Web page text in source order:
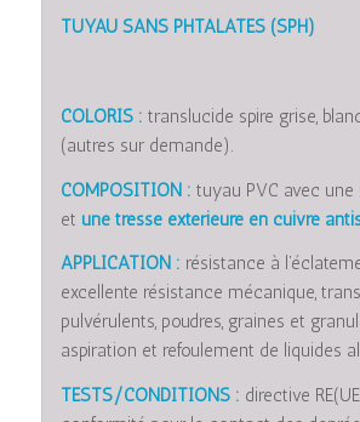
TUYAU SANS PHTALATES (SPH)
COLORIS : translucide spire grise,
(autres sur demande).
COMPOSITION : tuyau PVC avec
et une tresse extérieure en cuivre
APPLICATION : résistance à
excellente résistance mécanique,
pulvérulents, poudres, graines et
aspiration et refoulement de liquides
TESTS/CONDITIONS : directive